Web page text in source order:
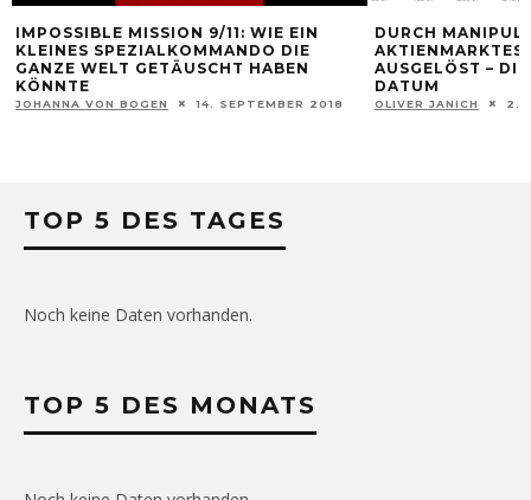
IMPOSSIBLE MISSION 9/11: WIE EIN
KLEINES SPEZIALKOMMANDO DIE
GANZE WELT GETÄUSCHT HABEN
KÖNNTE
JOHANNA VON BOGEN 14. SEPTEMBER 2018
DURCH
AKTIENMARKTES
AUSGELÖST –
DATUM
OLIVER JANICH 2.
TOP 5 DES TAGES
Noch keine Daten vorhanden.
TOP 5 DES MONATS